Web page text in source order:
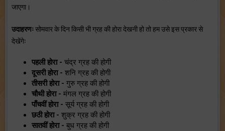
जाएगा।
उदाहरणःसोमवार के दिन किसी भी ग्रह की होरा देखनी हो तो हम उसे इस प्रकार से
देखेंगेः
पहली होरा - चंद्र ग्रह की होगी
दूसरी होरा - शनि ग्रह की होगी
तीसरी होरा - गुरु ग्रह की होगी
चौथी होरा - मंगल ग्रह की होगी
पाँचवीं होरा - सूर्य ग्रह की होगी
छठी होरा - शुक्र ग्रह की होगी
सातवीं होरा - बुध ग्रह की होगी